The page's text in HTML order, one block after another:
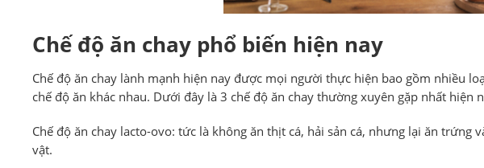
Chế độ ăn chay phổ biến hiện nay
Chế độ ăn chay lành mạnh hiện nay được mọi người thực hiện bao gồm nhiều
chế độ ăn khác nhau. Dưới đây là 3 chế độ ăn chay thường xuyên gặp nhất hiện
Chế độ ăn chay lacto-ovo: tức là không ăn thịt cá, hải sản cá, nhưng lại ăn trứng
vật.